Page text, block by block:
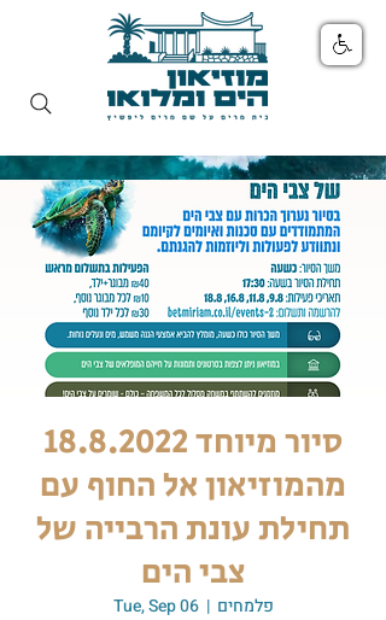
18.8.2022 סיור מיוחד
מהמוזיאון אל החוף עם
תחילת עונת הרבייה של
צבי הים
Tue, Sep 06
  |
פלמחים